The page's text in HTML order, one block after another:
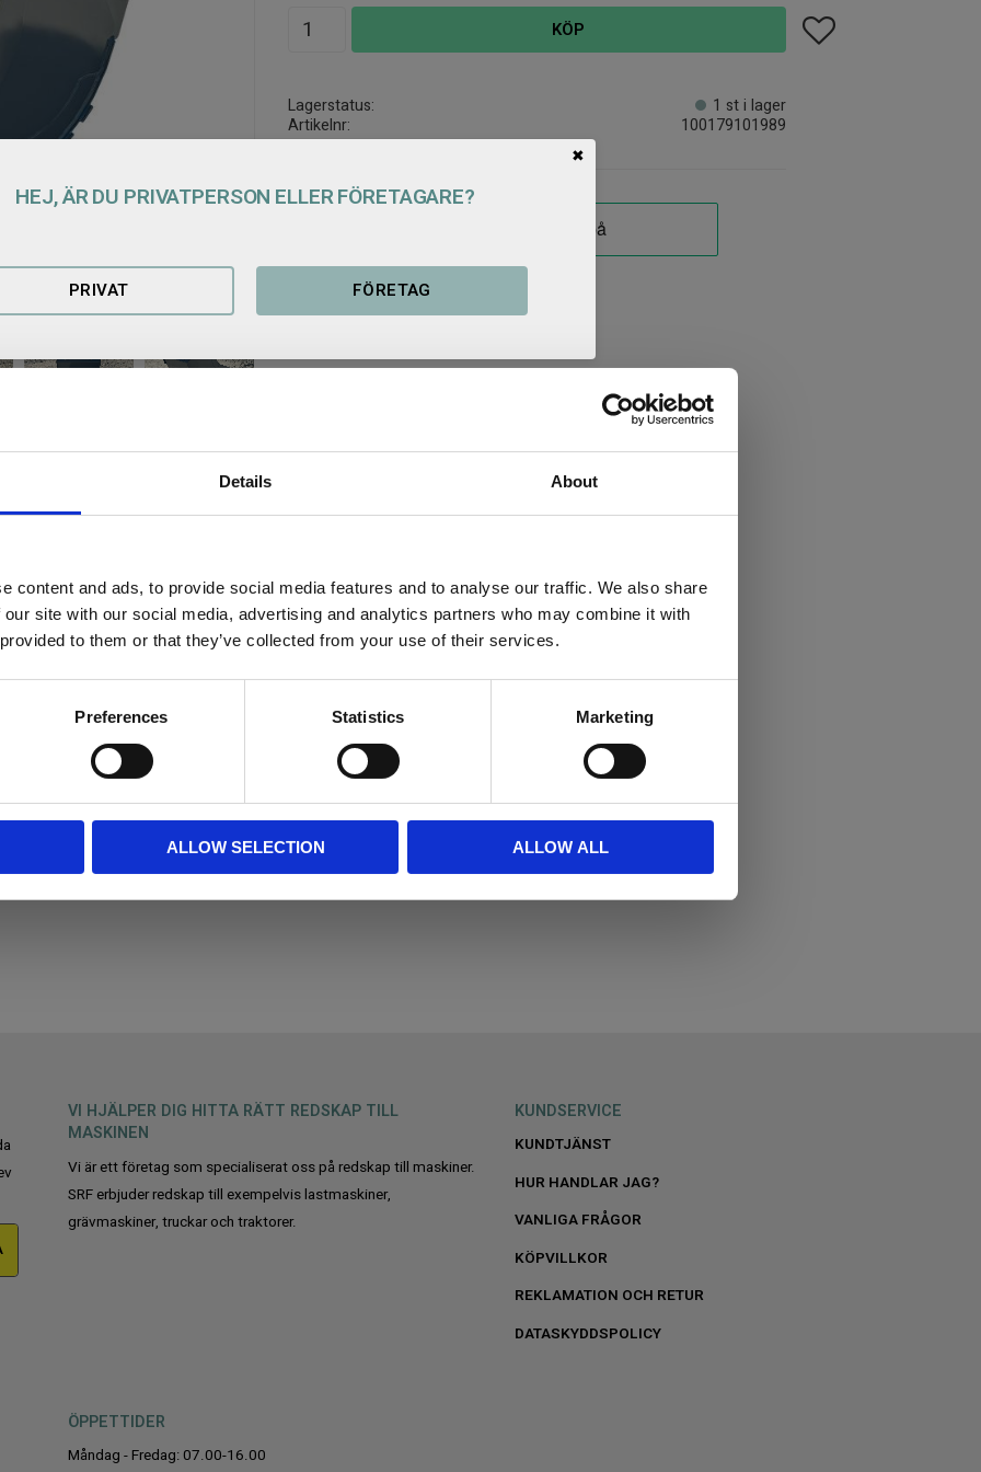
Details About
content and ads, to provide social media features and to analyse our traffic. We also share
site with our social media, advertising and analytics partners who may combine it with
to them or that they’ve collected from your use of their services.
Preferences Statistics Marketing
ALLOW SELECTION ALLOW ALL
KÖP Lägg till i favoriter
Lagerstatus
1 st i lager
Artikelnr
100179101989
Sverige med fokus på hållbarhet
i olika material, bland annat
på framsida gavel och
fästen. Ring eller maila så
VI HJÄLPER DIG HITTA RÄTT REDSKAP TILL
MASKINEN
Vi är ett företag som specialiserat oss på redskap till maskiner.
SRF erbjuder redskap till exempelvis lastmaskiner,
grävmaskiner, truckar och traktorer.
KUNDSERVICE
KUNDTJÄNST
HUR HANDLAR JAG?
VANLIGA FRÅGOR
KÖPVILLKOR
REKLAMATION OCH RETUR
DATASKYDDSPOLICY
ÖPPETTIDER
Måndag - Fredag: 07.00-16.00
HEJ, ÄR DU PRIVATPERSON ELLER FÖRETAGARE?
PRIVAT FÖRETAG
✖